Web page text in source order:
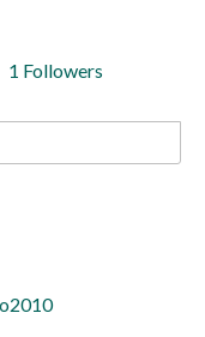
1 Followers